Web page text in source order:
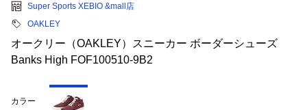
Super Sports XEBIO &mall店
OAKLEY
オークリー（OAKLEY）スニーカー ボーダーシューズ
Banks High FOF100510-9B2
カラー